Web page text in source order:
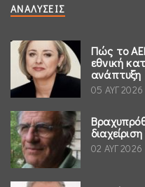
ΑΝΑΛΎΣΕΙΣ
Πώς το
εθνική
ανάπτυξη
05 ΑΥΓ 2026
02 ΑΥΓ 2026